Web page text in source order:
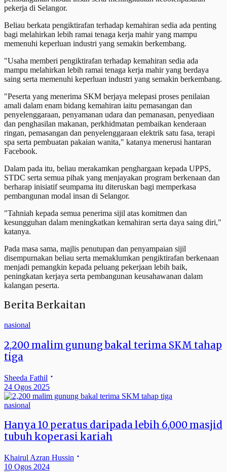
pekerja di Selangor.
Beliau berkata pengiktirafan terhadap kemahiran sedia ada penting
bagi melahirkan lebih ramai tenaga kerja mahir yang mampu
memenuhi keperluan industri yang semakin berkembang.
"Usaha memberi pengiktirafan terhadap kemahiran sedia ada
mampu melahirkan lebih ramai tenaga kerja mahir yang berdaya
saing serta memenuhi keperluan industri yang semakin berkembang.
"Peserta yang menerima SKM berjaya melepasi proses penilaian
amali dalam enam bidang kemahiran iaitu pemasangan dan
penyelenggaraan, penyamanan udara dan pemanasan, penyediaan
dan penghasilan makanan, perkhidmatan pembaikan kenderaan
ringan, pemasangan dan penyelenggaraan elektrik satu fasa, terapi
spa serta pembuatan pakaian wanita," katanya menerusi hantaran
Facebook.
Dalam pada itu, beliau merakamkan penghargaan kepada UPPS,
STDC serta semua pihak yang menjayakan program berkenaan dan
berharap inisiatif seumpama itu diteruskan bagi memperkasa
pembangunan modal insan di Selangor.
"Tahniah kepada semua penerima sijil atas komitmen dan
kesungguhan dalam meningkatkan kemahiran serta daya saing diri,"
katanya.
Pada masa sama, majlis penutupan dan penyampaian sijil
disempurnakan beliau serta memaklumkan pengiktirafan berkenaan
menjadi pemangkin kepada peluang pekerjaan lebih baik,
peningkatan kerjaya serta pembangunan keusahawanan dalam
kalangan peserta.
Berita Berkaitan
nasional
2,200 malim gunung bakal terima SKM tahap
tiga
Sheeda Fathil
24 Ogos 2025
nasional
Hanya 10 peratus daripada lebih 6,000 masjid
tubuh koperasi kariah
Khairul Azran Hussin
10 Ogos 2024